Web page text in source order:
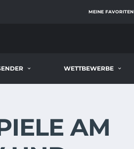
MEINE FAVORITEN
WETTBEWERBE
AM